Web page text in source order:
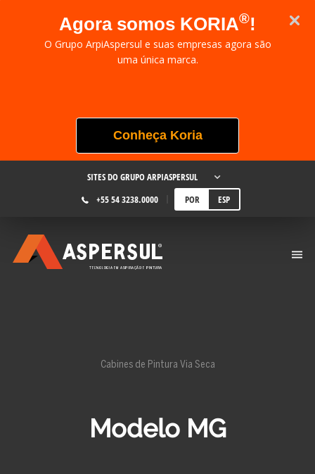
Agora somos KORIA®!
O Grupo ArpiAspersul e suas empresas agora são
uma única marca.
Conheça Koria
SITES DO GRUPO ARPIASPERSUL
+55 54 3238.0000
POR ESP
Cabines de Pintura Via Seca
Modelo MG